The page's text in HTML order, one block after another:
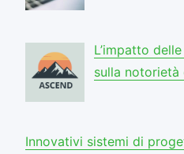
L’impatto
sulla notorietà
Innovativi sistemi di